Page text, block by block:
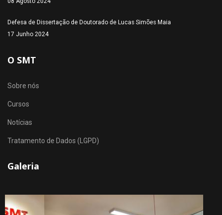
Defesa de Dissertação de Doutorado de Lucas Simões Maia
17 Junho 2024
O SMT
Sobre nós
Cursos
Notícias
Tratamento de Dados (LGPD)
Galeria